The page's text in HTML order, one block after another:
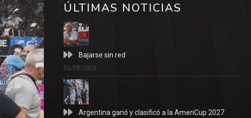
ÚLTIMAS NOTICIAS
Bajarse sin red
06/08/2026
Argentina ganó y clasificó a la AmeriCup 2027